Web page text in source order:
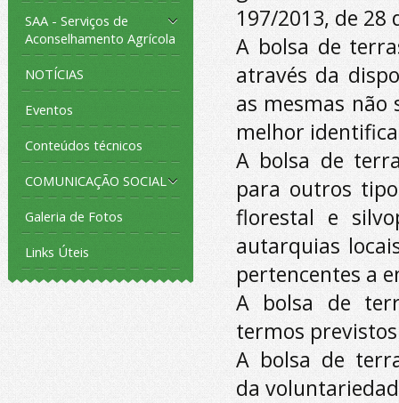
SAA - Serviços de
Aconselhamento Agrícola
NOTÍCIAS
Eventos
Conteúdos técnicos
COMUNICAÇÃO SOCIAL
Galeria de Fotos
Links Úteis
197/2013, de 28
A bolsa de
através da
as mesmas não
melhor
A bolsa de
para outros
florestal e
autarquias
pertencentes a
A bolsa de
termos
A bolsa de
da